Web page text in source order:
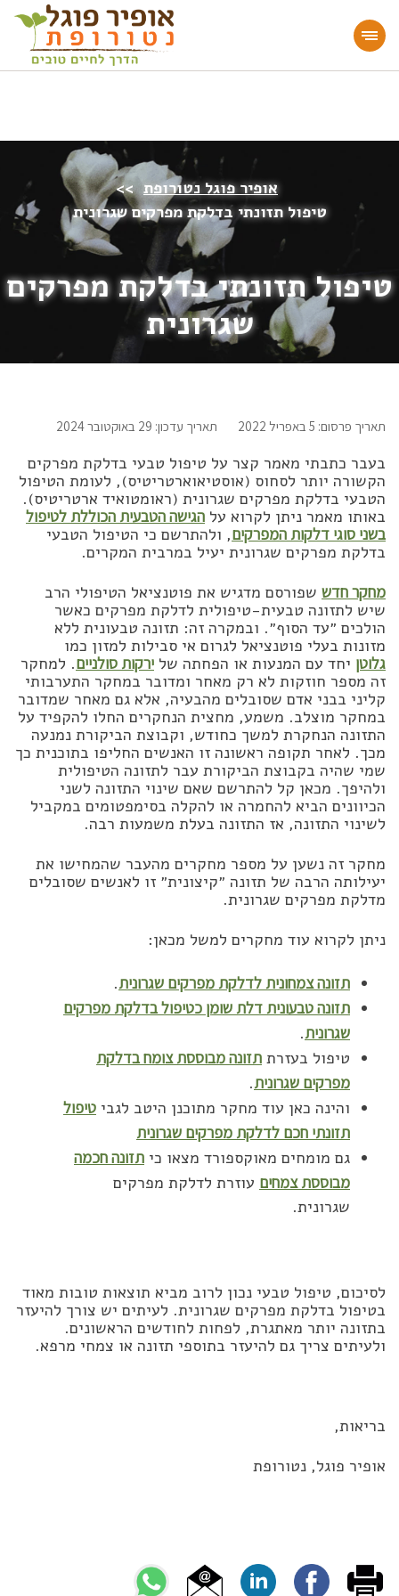
מעוניינים להעמיק או להתחיל דרך חיים בריאה?
הצטרפו לאתר!
אופיר פוגל נטורופת >>
טיפול תזונתי בדלקת מפרקים שגרונית
טיפול תזונתי בדלקת מפרקים
שגרונית
תאריך פרסום: 5 באפריל 2022 תאריך עדכון: 29 באוקטובר 2024
בעבר כתבתי מאמר קצר על טיפול טבעי בדלקת מפרקים
הקשורה יותר לסחוס (אוסטיאוארטריטיס), לעומת הטיפול
הטבעי בדלקת מפרקים שגרונית (ראומטואיד ארטריטיס).
באותו מאמר ניתן לקרוא על הגישה הטבעית הכוללת לטיפול
בשני סוגי דלקות המפרקים, ולהתרשם כי הטיפול הטבעי
בדלקת מפרקים שגרונית יעיל במרבית המקרים.
מחקר חדש שפורסם מדגיש את פוטנציאל הטיפולי הרב
שיש לתזונה טבעית-טיפולית לדלקת מפרקים כאשר
הולכים ״עד הסוף״. ובמקרה זה: תזונה טבעונית ללא
מזונות בעלי פוטנציאל לגרום אי סבילות למזון כמו
גלוטן יחד עם המנעות או הפחתה של ירקות סולניים. למחקר
זה מספר חוזקות לא רק מאחר ומדובר במחקר התערבותי
קליני בבני אדם שסובלים מהבעיה, אלא גם מאחר שמדובר
במחקר מוצלב. משמע, מחצית הנחקרים החלו להקפיד על
התזונה הנחקרת למשך כחודש, וקבוצת הביקורת נמנעה
מכך. לאחר תקופה ראשונה זו האנשים החליפו בתוכנית כך
שמי שהיה בקבוצת הביקורת עבר לתזונה הטיפולית
ולהיפך. מכאן קל להתרשם שאם שינוי התזונה לשני
הכיוונים הביא להחמרה או להקלה בסימפטומים במקביל
לשינוי התזונה, אז התזונה בעלת משמעות רבה.
מחקר זה נשען על מספר מחקרים מהעבר שהמחישו את
יעילותה הרבה של תזונה ״קיצונית״ זו לאנשים שסובלים
מדלקת מפרקים שגרונית.
ניתן לקרוא עוד מחקרים למשל מכאן:
תזונה צמחונית לדלקת מפרקים שגרונית.
תזונה טבעונית דלת שומן כטיפול בדלקת מפרקים
שגרונית.
טיפול בעזרת תזונה מבוססת צומח בדלקת
מפרקים שגרונית.
והינה כאן עוד מחקר מתוכנן היטב לגבי טיפול
תזונתי חכם לדלקת מפרקים שגרונית
גם מומחים מאוקספורד מצאו כי תזונה חכמה
מבוססת צמחים עוזרת לדלקת מפרקים
שגרונית.
לסיכום, טיפול טבעי נכון לרוב מביא תוצאות טובות מאוד
בטיפול בדלקת מפרקים שגרונית. לעיתים יש צורך להיעזר
בתזונה יותר מאתגרת, לפחות לחודשים הראשונים.
ולעיתים צריך גם להיעזר בתוספי תזונה או צמחי מרפא.
בריאות,
אופיר פוגל, נטורופת